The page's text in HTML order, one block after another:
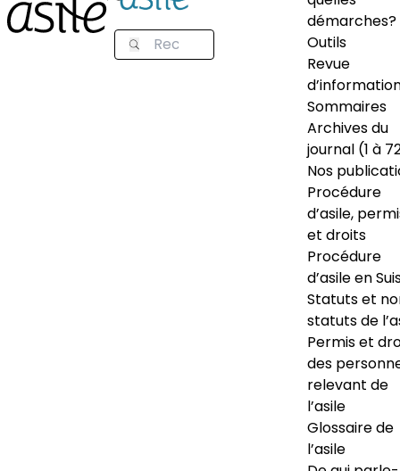
démarches?
Outils
Revue
Sommaires
Archives du
journal (1 à
Nos
Procédure
d’asile,
et droits
Procédure
d’asile en
Statuts et
statuts de
Permis et
des
relevant de
l’asile
Glossaire de
l’asile